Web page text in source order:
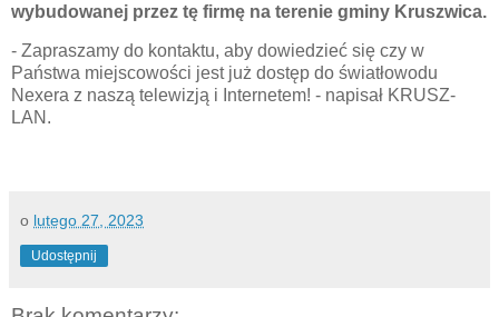
wybudowanej przez tę firmę na terenie gminy Kruszwica.
- Zapraszamy do kontaktu, aby dowiedzieć się czy w
Państwa miejscowości jest już dostęp do światłowodu
Nexera z naszą telewizją i Internetem! - napisał KRUSZ-
LAN.
o lutego 27, 2023
Udostępnij